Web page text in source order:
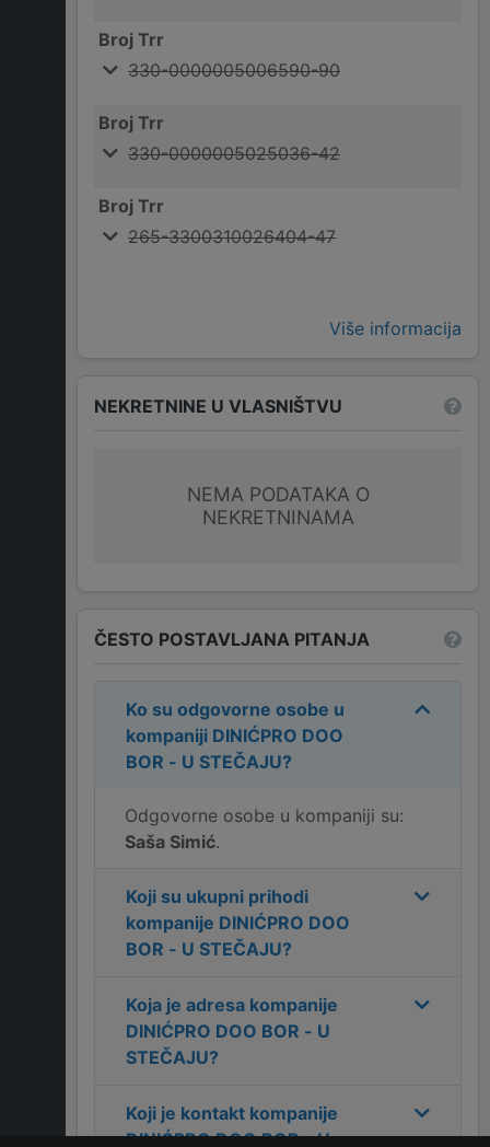
Broj Trr
330-0000005006590-90
Broj Trr
330-0000005025036-42
Broj Trr
265-3300310026404-47
Više informacija
NEKRETNINE U VLASNIŠTVU
NEMA PODATAKA O
NEKRETNINAMA
ČESTO POSTAVLJANA PITANJA
Ko su odgovorne osobe u
kompaniji DINIĆPRO DOO
BOR - U STEČAJU?
Odgovorne osobe u kompaniji su:
Saša Simić.
Koji su ukupni prihodi
kompanije DINIĆPRO DOO
BOR - U STEČAJU?
Koja je adresa kompanije
DINIĆPRO DOO BOR - U
STEČAJU?
Koji je kontakt kompanije
DINIĆPRO DOO BOR - U